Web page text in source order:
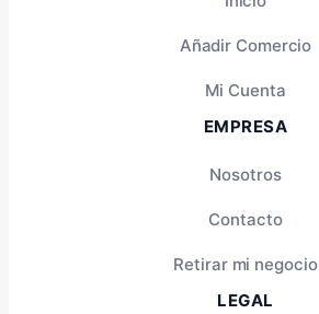
Añadir Comercio
Mi Cuenta
EMPRESA
Nosotros
Contacto
Retirar mi negocio
LEGAL